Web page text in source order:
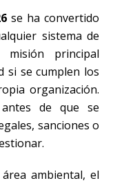
se ha convertido
sistema de
misión principal
si se cumplen los
organización.
antes de que se
sanciones o
ambiental, el